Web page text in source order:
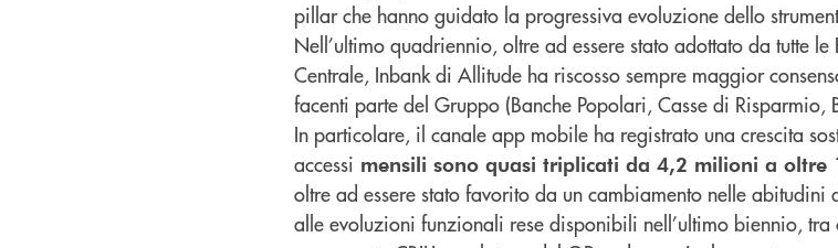
pillar che hanno guidato la progressiva evoluzione dello
Nell’ultimo quadriennio, oltre ad essere stato adottato da tutte
Centrale, Inbank di Allitude ha riscosso sempre maggior
facenti parte del Gruppo (Banche Popolari, Casse di Risparmio,
In particolare, il canale app mobile ha registrato una crescita
accessi mensili sono quasi triplicati da 4,2 milioni a oltre
oltre ad essere stato favorito da un cambiamento nelle
alle evoluzioni funzionali rese disponibili nell’ultimo biennio,